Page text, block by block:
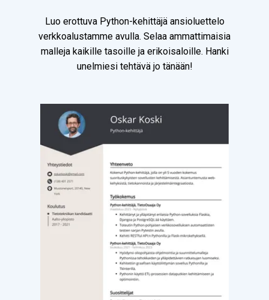
Luo erottuva Python-kehittäjä ansioluettelo
verkkoalustamme avulla. Selaa ammattimaisia
malleja kaikille tasoille ja erikoisaloille. Hanki
unelmiesi tehtävä jo tänään!